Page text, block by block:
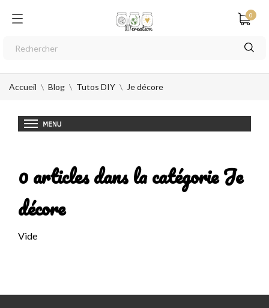
0
Accueil Blog Tutos DIY Je décore
0 articles dans la catégorie Je
décore
Vide